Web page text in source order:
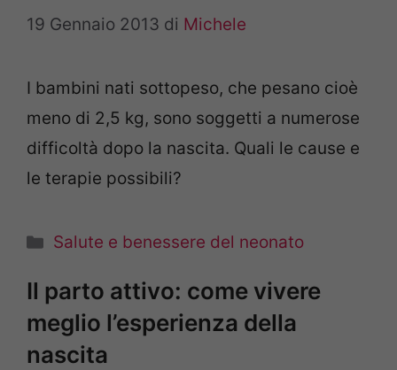
19 Gennaio 2013 di Michele
I bambini nati sottopeso, che pesano cioè
meno di 2,5 kg, sono soggetti a numerose
difficoltà dopo la nascita. Quali le cause e
le terapie possibili?
Categorie
Salute e benessere del neonato
Il parto attivo: come vivere
meglio l’esperienza della
nascita